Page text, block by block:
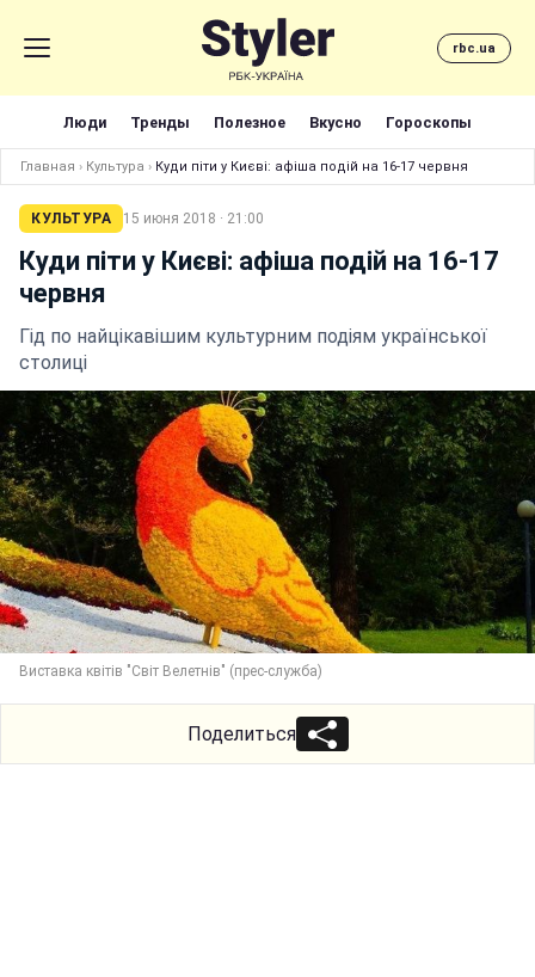
rbc.ua
Люди Тренды Полезное Вкусно Гороскопы
Главная › Культура › Куди піти у Києві: афіша подій на 16-17 червня
КУЛЬТУРА 15 июня 2018 · 21:00
Куди піти у Києві: афіша подій на 16-17
червня
Гід по найцікавішим культурним подіям української
столиці
Виставка квітів "Світ Велетнів" (прес-служба)
Поделиться